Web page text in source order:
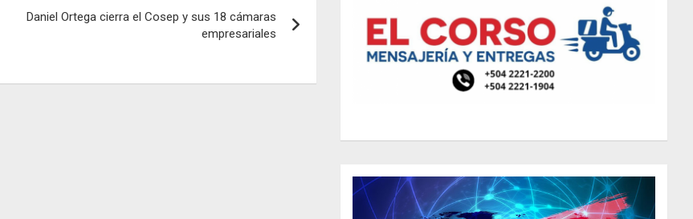
Daniel Ortega cierra el Cosep y sus 18 cámaras
empresariales